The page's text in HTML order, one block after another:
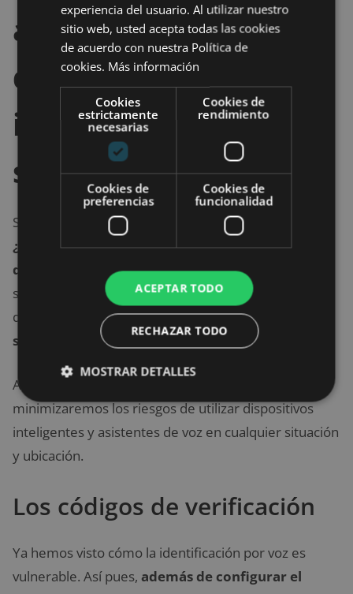
asistentes y
dispositivos
inteligentes con
seguridad
Si el hardware y el software no son 100% seguros,
¿es posible evitar filtraciones y hackeos de los
dispositivos conectados?Lo cierto es que la
seguridad plena no existe. En ciberseguridad se dice
que hay
dos tipos de dispositivos: los que han
sufrido un ataque y los que lo van a sufrir.
Ahora bien, si realizamos un uso adecuado,
minimizaremos los riesgos de utilizar dispositivos
inteligentes y asistentes de voz en cualquier situación
y ubicación.
Los códigos de verificación
Ya hemos visto cómo la identificación por voz es
vulnerable. Así pues, además de configurar el
experiencia del usuario. Al utilizar nuestro
sitio web, usted acepta todas las cookies
de acuerdo con nuestra Política de
cookies. Más información
Cookies
estrictamente
necesarias
Cookies de
rendimiento
Cookies de
preferencias
Cookies de
funcionalidad
ACEPTAR TODO
RECHAZAR TODO
MOSTRAR DETALLES